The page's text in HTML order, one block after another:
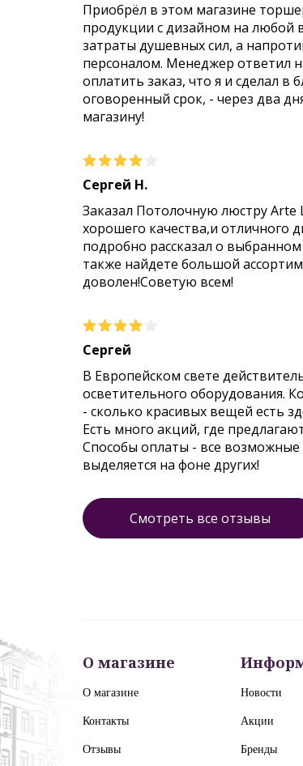
Приобрёл в этом магазине
продукции с дизайном на любой
затраты душевных сил, а
персоналом. Менеджер ответил
оплатить заказ, что я и сделал
оговоренный срок, - через два
магазину!
Сергей Н.
Заказал Потолочную люстру Arte
хорошего качества,и отличного
подробно рассказал о
также найдете большой
доволен!Советую всем!
Сергей
В Европейском свете
осветительного оборудования.
- сколько красивых вещей есть
Есть много акций, где
Способы оплаты - все
выделяется на фоне других!
Смотреть все отзывы
О магазине
О магазине
Контакты
Отзывы
Новости
Акции
Бренды